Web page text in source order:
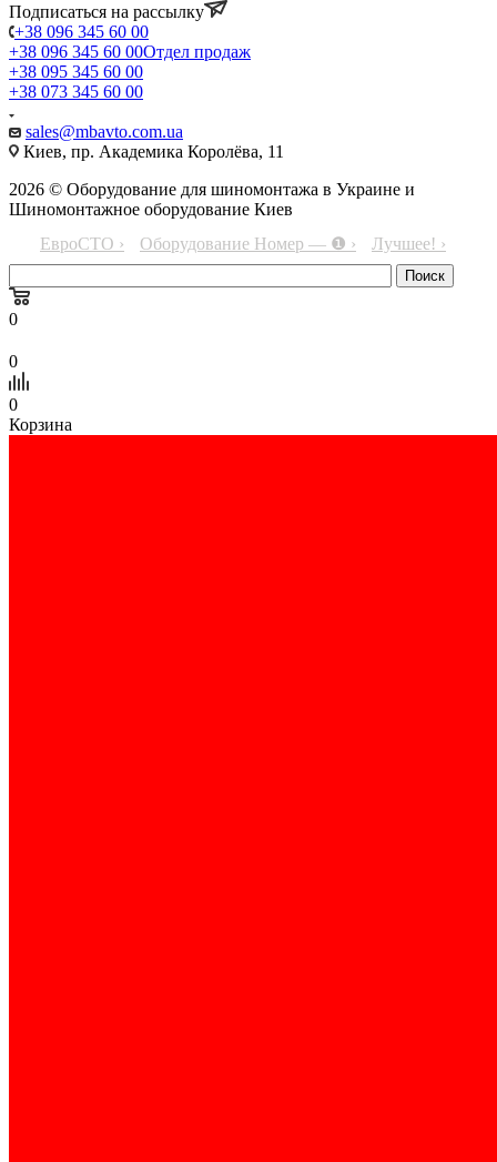
Подписаться на рассылку
+38 096 345 60 00
+38 096 345 60 00Отдел продаж
+38 095 345 60 00
+38 073 345 60 00
sales@mbavto.com.ua
Киев, пр. Академика Королёва, 11
2026 © Оборудование для шиномонтажа в Украине и
Шиномонтажное оборудование Киев
ЕвроСТО ›
Оборудование Номер — ❶ › Лучшее! ›
0
0
0
Корзина